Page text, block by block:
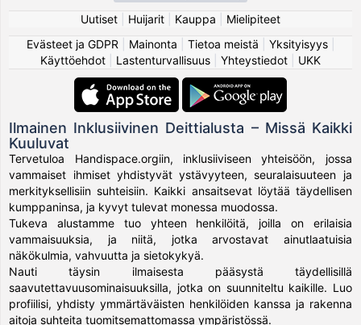
Uutiset Huijarit Kauppa
Mielipiteet
Evästeet ja GDPR
Mainonta Tietoa meistä Yksityisyys|
Käyttöehdot
Lastenturvallisuus Yhteystiedot UKK
Ilmainen Inklusiivinen Deittialusta – Missä Kaikki
Kuuluvat
Tervetuloa Handispace.orgiin, inklusiiviseen yhteisöön, jossa
vammaiset ihmiset yhdistyvät ystävyyteen, seuralaisuuteen ja
merkityksellisiin suhteisiin. Kaikki ansaitsevat löytää täydellisen
kumppaninsa, ja kyvyt tulevat monessa muodossa.
Tukeva alustamme tuo yhteen henkilöitä, joilla on erilaisia
vammaisuuksia, ja niitä, jotka arvostavat ainutlaatuisia
näkökulmia, vahvuutta ja sietokykyä.
Nauti täysin ilmaisesta pääsystä täydellisillä
saavutettavuusominaisuuksilla, jotka on suunniteltu kaikille. Luo
profiilisi, yhdisty ymmärtäväisten henkilöiden kanssa ja rakenna
aitoja suhteita tuomitsemattomassa ympäristössä.